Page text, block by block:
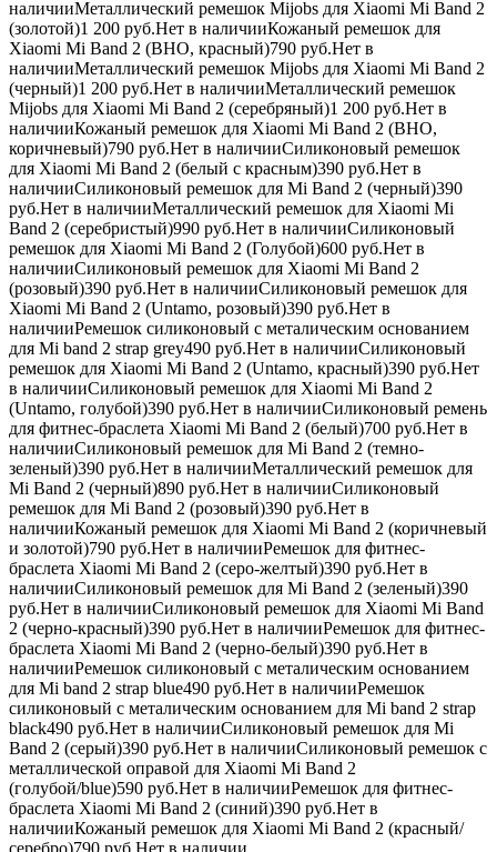
наличииМеталлический ремешок Mijobs для Xiaomi Mi Band 2
(золотой)1 200 руб.Нет в наличииКожаный ремешок для
Xiaomi Mi Band 2 (BHO, красный)790 руб.Нет в
наличииМеталлический ремешок Mijobs для Xiaomi Mi Band 2
(черный)1 200 руб.Нет в наличииМеталлический ремешок
Mijobs для Xiaomi Mi Band 2 (серебряный)1 200 руб.Нет в
наличииКожаный ремешок для Xiaomi Mi Band 2 (BHO,
коричневый)790 руб.Нет в наличииСиликоновый ремешок
для Xiaomi Mi Band 2 (белый с красным)390 руб.Нет в
наличииСиликоновый ремешок для Mi Band 2 (черный)390
руб.Нет в наличииМеталлический ремешок для Xiaomi Mi
Band 2 (серебристый)990 руб.Нет в наличииСиликоновый
ремешок для Xiaomi Mi Band 2 (Голубой)600 руб.Нет в
наличииСиликоновый ремешок для Xiaomi Mi Band 2
(розовый)390 руб.Нет в наличииСиликоновый ремешок для
Xiaomi Mi Band 2 (Untamo, розовый)390 руб.Нет в
наличииРемешок силиконовый с металическим основанием
для Mi band 2 strap grey490 руб.Нет в наличииСиликоновый
ремешок для Xiaomi Mi Band 2 (Untamo, красный)390 руб.Нет
в наличииСиликоновый ремешок для Xiaomi Mi Band 2
(Untamo, голубой)390 руб.Нет в наличииСиликоновый ремень
для фитнес-браслета Xiaomi Mi Band 2 (белый)700 руб.Нет в
наличииСиликоновый ремешок для Mi Band 2 (темно-
зеленый)390 руб.Нет в наличииМеталлический ремешок для
Mi Band 2 (черный)890 руб.Нет в наличииСиликоновый
ремешок для Mi Band 2 (розовый)390 руб.Нет в
наличииКожаный ремешок для Xiaomi Mi Band 2 (коричневый
и золотой)790 руб.Нет в наличииРемешок для фитнес-
браслета Xiaomi Mi Band 2 (серо-желтый)390 руб.Нет в
наличииСиликоновый ремешок для Mi Band 2 (зеленый)390
руб.Нет в наличииСиликоновый ремешок для Xiaomi Mi Band
2 (черно-красный)390 руб.Нет в наличииРемешок для фитнес-
браслета Xiaomi Mi Band 2 (черно-белый)390 руб.Нет в
наличииРемешок силиконовый с металическим основанием
для Mi band 2 strap blue490 руб.Нет в наличииРемешок
силиконовый с металическим основанием для Mi band 2 strap
black490 руб.Нет в наличииСиликоновый ремешок для Mi
Band 2 (серый)390 руб.Нет в наличииСиликоновый ремешок с
металлической оправой для Xiaomi Mi Band 2
(голубой/blue)590 руб.Нет в наличииРемешок для фитнес-
браслета Xiaomi Mi Band 2 (синий)390 руб.Нет в
наличииКожаный ремешок для Xiaomi Mi Band 2 (красный/